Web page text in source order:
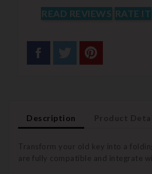
READ REVIEWS RATE IT
Description
Transform your old key into a
are fully compatible and integrate